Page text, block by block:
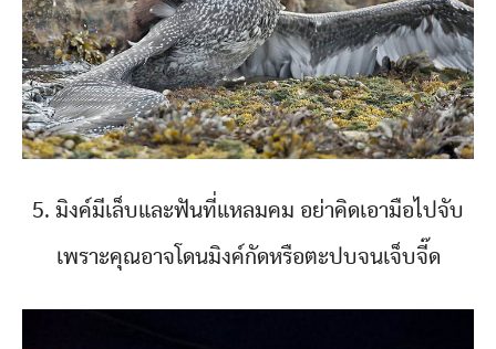
5. มิงค์มีเล็บและฟันที่แหลมคม อย่าคิดเอามือไปจับ
เพราะคุณอาจโดนมิงค์กัดหรือตะปบจนเจ็บจี๊ด